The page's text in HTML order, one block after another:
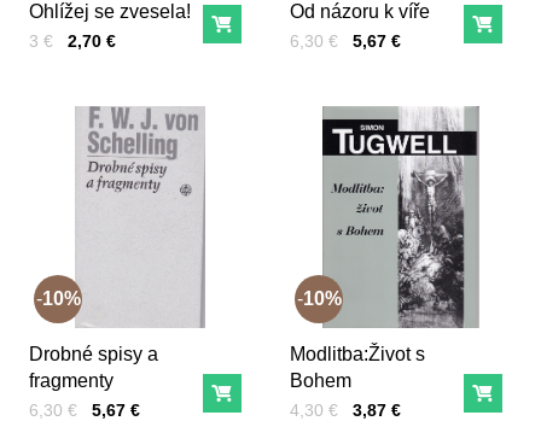
Ohlížej se zvesela!
Cena s DPH
2,70 €
Pred zľavou:
3 € Do košíka
Od názoru k víře
Cena s DPH
5,67 €
Pred zľavou:
6,30 € Do
Drobné spisy a
fragmenty
Cena s DPH
5,67 €
Pred zľavou:
6,30 € Do košíka
10%
Modlitba:Život s
Bohem
Cena s DPH
3,87 €
Pred zľavou:
4,30 € Do
10%